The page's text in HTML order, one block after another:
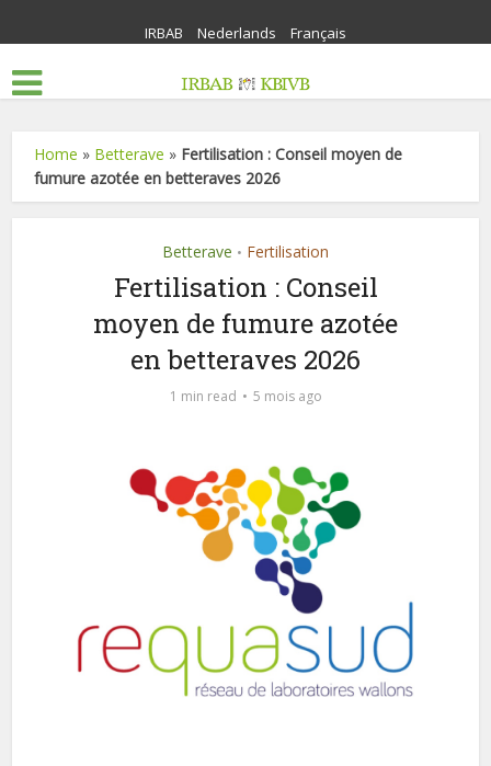
IRBAB Nederlands Français
Home » Betterave » Fertilisation : Conseil moyen de
fumure azotée en betteraves 2026
Betterave • Fertilisation
Fertilisation : Conseil
moyen de fumure azotée
en betteraves 2026
1 min read 5 mois ago